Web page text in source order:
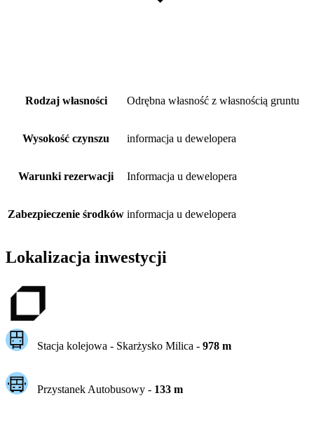
Rodzaj własności Odrębna własność z własnością gruntu
Wysokość czynszu informacja u dewelopera
Warunki rezerwacji Informacja u dewelopera
Zabezpieczenie środków informacja u dewelopera
Lokalizacja inwestycji
Stacja kolejowa - Skarżysko Milica - 978m
Przystanek Autobusowy - 133m